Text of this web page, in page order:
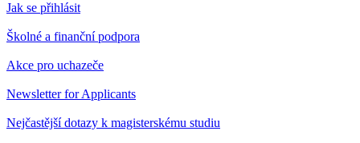
Jak se přihlásit
Školné a finanční podpora
Akce pro uchazeče
Newsletter for Applicants
Nejčastější dotazy k magisterskému studiu